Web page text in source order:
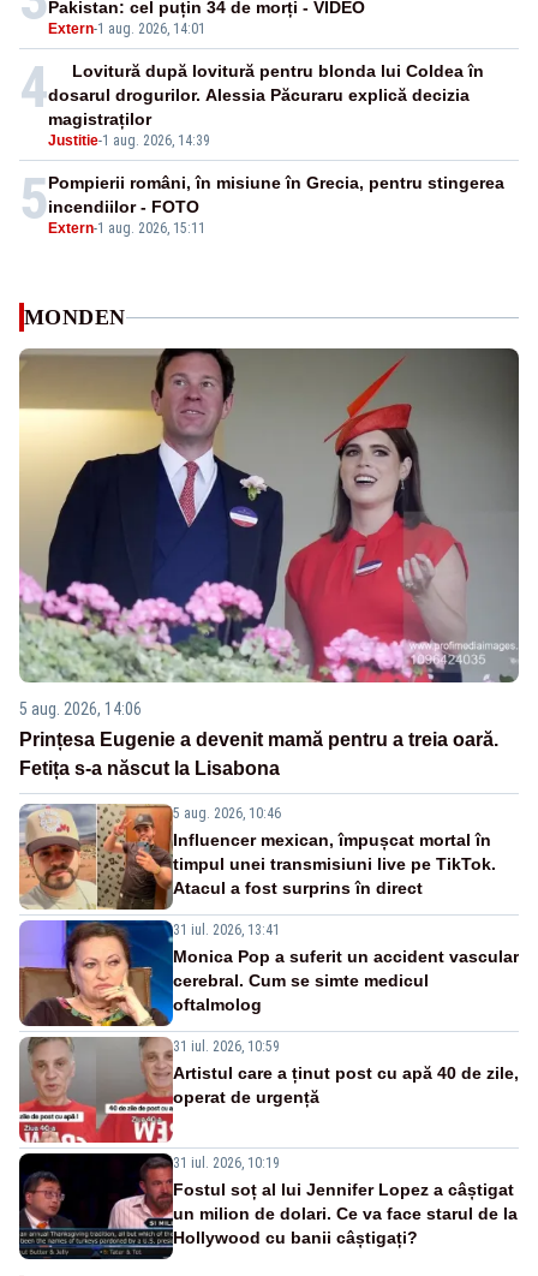
Extern-1 aug. 2026, 14:01
Pakistan: cel puțin 34 de morți - VIDEO
4
Justitie-1 aug. 2026, 14:39
Lovitură după lovitură pentru blonda lui Coldea în
dosarul drogurilor. Alessia Păcuraru explică decizia
magistraților
5 Extern-1 aug. 2026, 15:11
Pompierii români, în misiune în Grecia, pentru stingerea
incendiilor - FOTO
MONDEN
5 aug. 2026, 14:06
Prințesa Eugenie a devenit mamă pentru a treia oară.
Fetița s-a născut la Lisabona
5 aug. 2026, 10:46
Influencer mexican, împușcat mortal în
timpul unei transmisiuni live pe TikTok.
Atacul a fost surprins în direct
31 iul. 2026, 13:41
Monica Pop a suferit un accident vascular
cerebral. Cum se simte medicul
oftalmolog
31 iul. 2026, 10:59
Artistul care a ținut post cu apă 40 de zile,
operat de urgență
31 iul. 2026, 10:19
Fostul soț al lui Jennifer Lopez a câștigat
un milion de dolari. Ce va face starul de la
Hollywood cu banii câștigați?